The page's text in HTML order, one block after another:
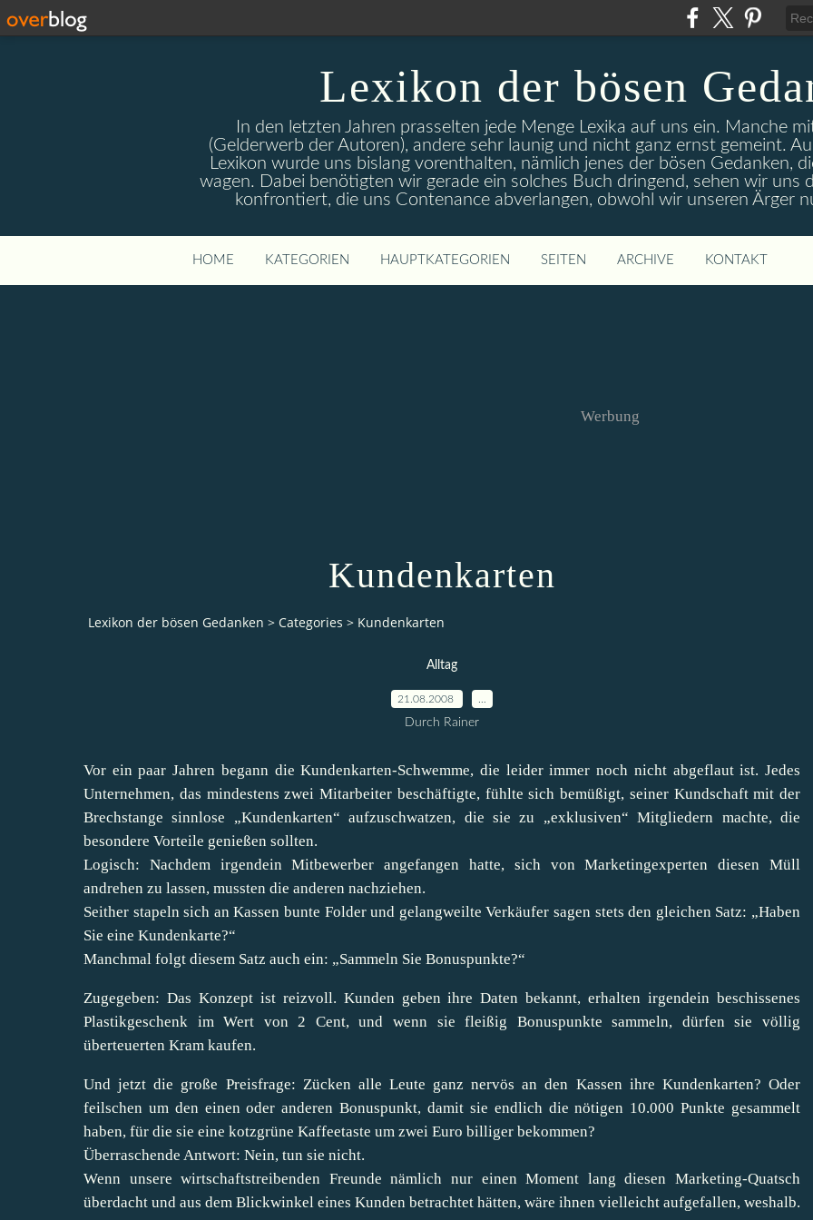
Lexikon der bösen
In den letzten Jahren prasselten jede Menge Lexika auf uns ein. Manche
(Gelderwerb der Autoren), andere sehr launig und nicht ganz ernst gemeint.
Lexikon wurde uns bislang vorenthalten, nämlich jenes der bösen Gedanken,
wagen. Dabei benötigten wir gerade ein solches Buch dringend, sehen wir uns
konfrontiert, die uns Contenance abverlangen, obwohl wir unseren Ärger
HOME KATEGORIEN HAUPTKATEGORIEN SEITEN ARCHIVE KONTAKT
Werbung
Kundenkarten
Lexikon der bösen Gedanken > Categories > Kundenkarten
Alltag
21.08.2008
Durch Rainer
Vor ein paar Jahren begann die Kundenkarten-Schwemme, die leider immer noch nicht abgeflaut ist. Jedes
Unternehmen, das mindestens zwei Mitarbeiter beschäftigte, fühlte sich bemüßigt, seiner Kundschaft mit der
Brechstange sinnlose „Kundenkarten“ aufzuschwatzen, die sie zu „exklusiven“ Mitgliedern machte, die
besondere Vorteile genießen sollten.
Logisch: Nachdem irgendein Mitbewerber angefangen hatte, sich von Marketingexperten diesen Müll
andrehen zu lassen, mussten die anderen nachziehen.
Seither stapeln sich an Kassen bunte Folder und gelangweilte Verkäufer sagen stets den gleichen Satz: „Haben
Sie eine Kundenkarte?“
Manchmal folgt diesem Satz auch ein: „Sammeln Sie Bonuspunkte?“
Zugegeben: Das Konzept ist reizvoll. Kunden geben ihre Daten bekannt, erhalten irgendein beschissenes
Plastikgeschenk im Wert von 2 Cent, und wenn sie fleißig Bonuspunkte sammeln, dürfen sie völlig
überteuerten Kram kaufen.
Und jetzt die große Preisfrage: Zücken alle Leute ganz nervös an den Kassen ihre Kundenkarten? Oder
feilschen um den einen oder anderen Bonuspunkt, damit sie endlich die nötigen 10.000 Punkte gesammelt
haben, für die sie eine kotzgrüne Kaffeetaste um zwei Euro billiger bekommen?
Überraschende Antwort: Nein, tun sie nicht.
Wenn unsere wirtschaftstreibenden Freunde nämlich nur einen Moment lang diesen Marketing-Quatsch
überdacht und aus dem Blickwinkel eines Kunden betrachtet hätten, wäre ihnen vielleicht aufgefallen, weshalb.